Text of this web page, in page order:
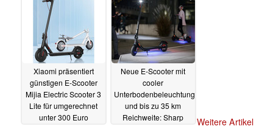
05.04.2022
Xiaomi präsentiert
günstigen E-Scooter
Mijia Electric Scooter 3
Lite für umgerechnet
unter 300 Euro
Neue E-Scooter mit
cooler
Unterbodenbeleuchtung
und bis zu 35 km
Reichweite: Sharp
Weitere Artikel